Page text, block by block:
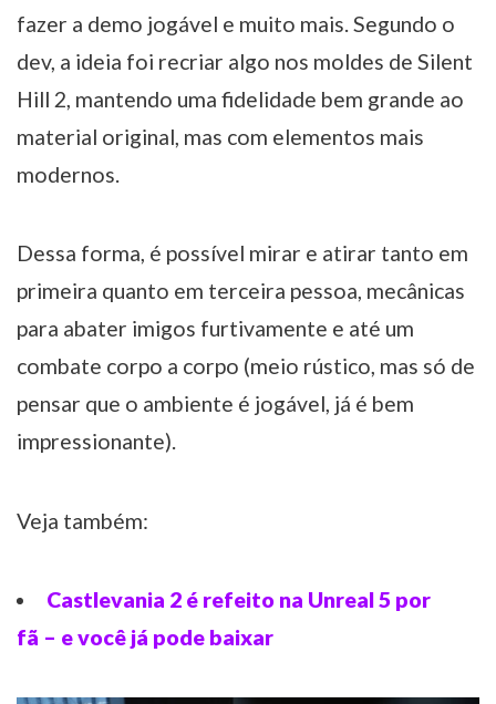
fazer a demo jogável e muito mais. Segundo o
dev, a ideia foi recriar algo nos moldes de Silent
Hill 2, mantendo uma fidelidade bem grande ao
material original, mas com elementos mais
modernos.
Dessa forma, é possível mirar e atirar tanto em
primeira quanto em terceira pessoa, mecânicas
para abater imigos furtivamente e até um
combate corpo a corpo (meio rústico, mas só de
pensar que o ambiente é jogável, já é bem
impressionante).
Veja também:
Castlevania 2 é refeito na Unreal 5 por
fã – e você já pode baixar